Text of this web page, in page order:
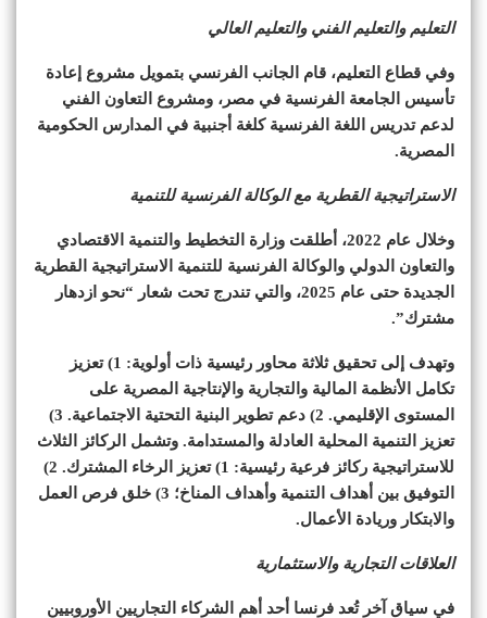
التعليم والتعليم الفني والتعليم العالي
وفي قطاع التعليم، قام الجانب الفرنسي بتمويل مشروع إعادة
تأسيس الجامعة الفرنسية في مصر، ومشروع التعاون الفني
لدعم تدريس اللغة الفرنسية كلغة أجنبية في المدارس الحكومية
المصرية.
الاستراتيجية القطرية مع الوكالة الفرنسية للتنمية
وخلال عام 2022، أطلقت وزارة التخطيط والتنمية الاقتصادي
والتعاون الدولي والوكالة الفرنسية للتنمية الاستراتيجية القطرية
الجديدة حتى عام 2025، والتي تندرج تحت شعار “نحو ازدهار
مشترك”.
وتهدف إلى تحقيق ثلاثة محاور رئيسية ذات أولوية: 1) تعزيز
تكامل الأنظمة المالية والتجارية والإنتاجية المصرية على
المستوى الإقليمي. 2) دعم تطوير البنية التحتية الاجتماعية. 3)
تعزيز التنمية المحلية العادلة والمستدامة. وتشمل الركائز الثلاث
للاستراتيجية ركائز فرعية رئيسية: 1) تعزيز الرخاء المشترك. 2)
التوفيق بين أهداف التنمية وأهداف المناخ؛ 3) خلق فرص العمل
والابتكار وريادة الأعمال.
العلاقات التجارية والاستثمارية
في سياق آخر تُعد فرنسا أحد أهم الشركاء التجاريين الأوروبيين